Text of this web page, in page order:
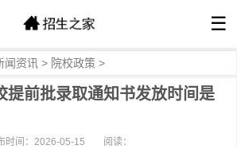
☰
闻资讯 > 院校政策 >
提前批录取通知书发放时间是
时间：2026-05-15 阅读：